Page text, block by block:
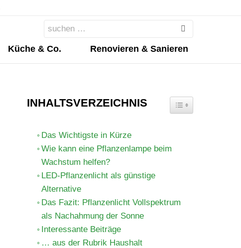
for:
Küche & Co. Renovieren & Sanieren
INHALTSVERZEICHNIS TOGGLE TABLE OF
Das Wichtigste in Kürze
Wie kann eine Pflanzenlampe beim
Wachstum helfen?
LED-Pflanzenlicht als günstige
Alternative
Das Fazit: Pflanzenlicht Vollspektrum
als Nachahmung der Sonne
Interessante Beiträge
… aus der Rubrik Haushalt